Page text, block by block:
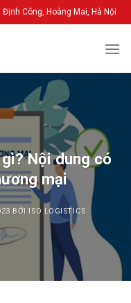
Công, Hoàng Mai, Hà Nội
Nội dung có
mại
BỞI ISO LOGISTICS